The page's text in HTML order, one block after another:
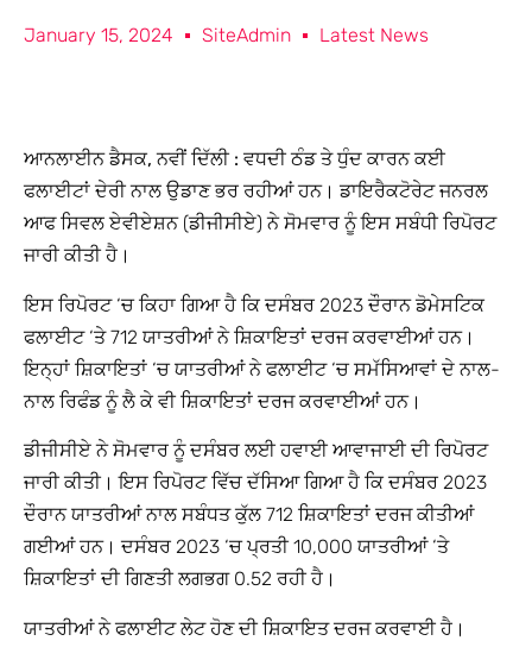
January 15, 2024 SiteAdmin Latest News
ਆਨਲਾਈਨ ਡੈਸਕ, ਨਵੀਂ ਦਿੱਲੀ : ਵਧਦੀ ਠੰਡ ਤੇ ਧੁੰਦ ਕਾਰਨ ਕਈ
ਫਲਾਈਟਾਂ ਦੇਰੀ ਨਾਲ ਉਡਾਣ ਭਰ ਰਹੀਆਂ ਹਨ। ਡਾਇਰੈਕਟੋਰੇਟ ਜਨਰਲ
ਆਫ ਸਿਵਲ ਏਵੀਏਸ਼ਨ (ਡੀਜੀਸੀਏ) ਨੇ ਸੋਮਵਾਰ ਨੂੰ ਇਸ ਸਬੰਧੀ ਰਿਪੋਰਟ
ਜਾਰੀ ਕੀਤੀ ਹੈ।
ਇਸ ਰਿਪੋਰਟ ‘ਚ ਕਿਹਾ ਗਿਆ ਹੈ ਕਿ ਦਸੰਬਰ 2023 ਦੌਰਾਨ ਡੋਮੇਸਟਿਕ
ਫਲਾਈਟ ‘ਤੇ 712 ਯਾਤਰੀਆਂ ਨੇ ਸ਼ਿਕਾਇਤਾਂ ਦਰਜ ਕਰਵਾਈਆਂ ਹਨ।
ਇਨ੍ਹਾਂ ਸ਼ਿਕਾਇਤਾਂ ‘ਚ ਯਾਤਰੀਆਂ ਨੇ ਫਲਾਈਟ ‘ਚ ਸਮੱਸਿਆਵਾਂ ਦੇ ਨਾਲ-
ਨਾਲ ਰਿਫੰਡ ਨੂੰ ਲੈ ਕੇ ਵੀ ਸ਼ਿਕਾਇਤਾਂ ਦਰਜ ਕਰਵਾਈਆਂ ਹਨ।
ਡੀਜੀਸੀਏ ਨੇ ਸੋਮਵਾਰ ਨੂੰ ਦਸੰਬਰ ਲਈ ਹਵਾਈ ਆਵਾਜਾਈ ਦੀ ਰਿਪੋਰਟ
ਜਾਰੀ ਕੀਤੀ। ਇਸ ਰਿਪੋਰਟ ਵਿੱਚ ਦੱਸਿਆ ਗਿਆ ਹੈ ਕਿ ਦਸੰਬਰ 2023
ਦੌਰਾਨ ਯਾਤਰੀਆਂ ਨਾਲ ਸਬੰਧਤ ਕੁੱਲ 712 ਸ਼ਿਕਾਇਤਾਂ ਦਰਜ ਕੀਤੀਆਂ
ਗਈਆਂ ਹਨ। ਦਸੰਬਰ 2023 ‘ਚ ਪ੍ਰਤੀ 10,000 ਯਾਤਰੀਆਂ ‘ਤੇ
ਸ਼ਿਕਾਇਤਾਂ ਦੀ ਗਿਣਤੀ ਲਗਭਗ 0.52 ਰਹੀ ਹੈ।
ਯਾਤਰੀਆਂ ਨੇ ਫਲਾਈਟ ਲੇਟ ਹੋਣ ਦੀ ਸ਼ਿਕਾਇਤ ਦਰਜ ਕਰਵਾਈ ਹੈ।